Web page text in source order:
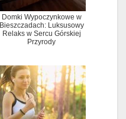
Domki Wypoczynkowe w
Bieszczadach: Luksusowy
Relaks w Sercu Górskiej
Przyrody